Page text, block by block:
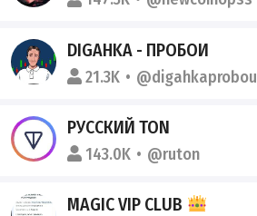
DIGAHKA - ПРОБОИ
21.3K @digahkaprobou
РУССКИЙ TON
143.0K @ruton
MAGIC VIP CLUB